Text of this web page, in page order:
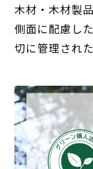
木材・木材製
側面に配慮し
切に管理され